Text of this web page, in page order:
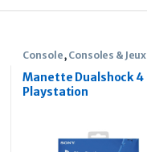
Console, Consoles & Jeux
Manette Dualshock 4
Playstation